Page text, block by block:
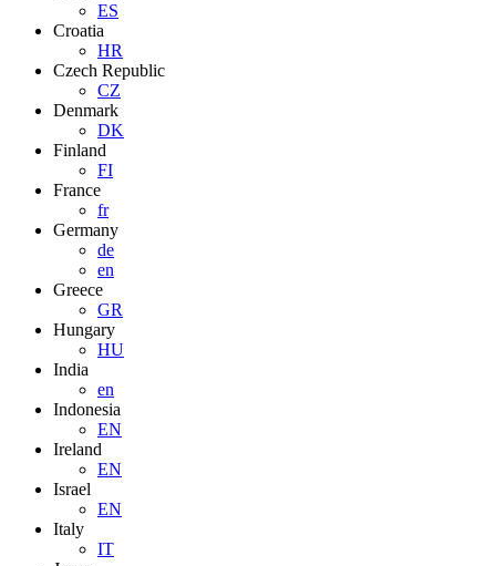
ES
Croatia
HR
Czech Republic
CZ
Denmark
DK
Finland
FI
France
fr
Germany
de
en
Greece
GR
Hungary
HU
India
en
Indonesia
EN
Ireland
EN
Israel
EN
Italy
IT